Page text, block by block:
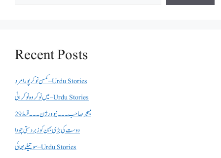
Recent Posts
کمسن نوکر پورا مرد – Urdu Stories
میں نوکر وہ نوکرانی – Urdu Stories
میجر صاحب۔۔۔نیو ورژن ۔۔۔قسط 29
دوست کی بڑی بہن کو زبردستی چودا
سوتیلے بھائی – Urdu Stories